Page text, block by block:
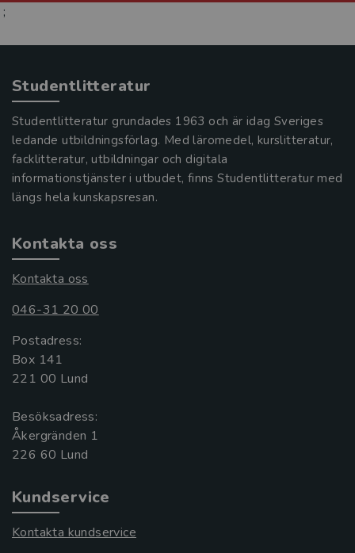
;
Studentlitteratur
Studentlitteratur grundades 1963 och är idag Sveriges
ledande utbildningsförlag. Med läromedel, kurslitteratur,
facklitteratur, utbildningar och digitala
informationstjänster i utbudet, finns Studentlitteratur med
längs hela kunskapsresan.
Kontakta oss
Kontakta oss
046-31 20 00
Postadress:
Box 141
221 00 Lund
Besöksadress:
Åkergränden 1
Kundservice
Kontakta kundservice